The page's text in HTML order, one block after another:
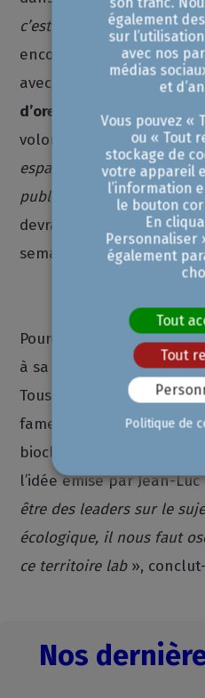
c’est bien là que se situe
encore, évoquant par
avec
une trentaine de
d’ores et déjà fédérés
volonté est là, à
espace suffisant pour
public
». L’implantation
devrait être divulguée
semaines.
Pourquoi pas sur l’ile du
à sa juste valeur, déjà
Tous Acteurs comme
fameux laboratoire de
bioclimatique
l’idée émise par Jean-
être des leaders sur le
écologique, il nous faut
ce territoire lab»,
Nos
également
sur
avec nos
médias
et
Vous pouvez «
ou « Tout
stockage de
votre appareil
l’information
le bouton
En
Personnaliser
également
Tout
Tout
Politique de